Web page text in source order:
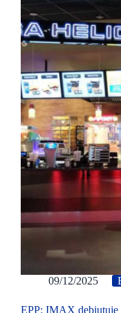
09/12/2025
EPP: IMAX debiutuje